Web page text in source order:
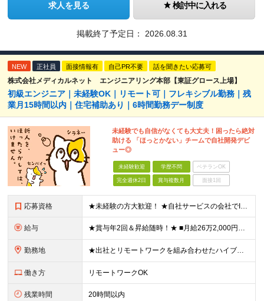
求人を見る 検討中に入れる
掲載終了予定日： 2026.08.31
NEW 正社員 面接情報有 自己PR不要 話を聞きたい応募可
株式会社メディカルネット エンジニアリング本部【東証グロース上場】
初級エンジニア｜未経験OK｜リモート可｜フレキシブル勤務｜残
業月15時間以内｜住宅補助あり｜6時間勤務デー制度
未経験でも自信がなくても大丈夫！困ったら絶対
助ける 「ほっとかない」チームで自社開発デビ
ュー◎
未経験歓迎 学歴不問 ベテランOK
完全週休2日 賞与複数月 面接1回
応募資格 ★未経験の方大歓迎！ ★自社サービスの会社でIT業界デビューを目指しましょう◎ ■学歴不問 ＼以下のような方大歓迎／ ◎ITの仕事に興味がある ◎エンジニアとしてキャリアを築きたい ◎社会貢献性の高
給与 ★賞与年2回＆昇給随時！★ ■月給26万2,000円～33万円＋賞与年2回＋交通費 ※前職の給与やスキルを考慮し決定します ※固定残業代（月45時間分／6万9,000円～8万7,000円）を含みます
勤務地 ★出社とリモートワークを組み合わせたハイブリッド勤務！ ★幡ヶ谷駅から徒歩1分！ 【本社】 東京都渋谷区幡ヶ谷1-34-14 宝ビル3F ※(変更の範囲)上記を除く当社関連勤務地
働き方 リモートワークOK
残業時間 20時間以内